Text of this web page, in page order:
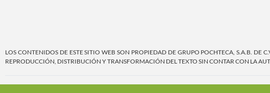
LOS CONTENIDOS DE ESTE SITIO WEB SON PROPIEDAD DE GRUPO POCHTECA, S.A.B. DE
REPRODUCCIÓN, DISTRIBUCIÓN Y TRANSFORMACIÓN DEL TEXTO SIN CONTAR CON LA